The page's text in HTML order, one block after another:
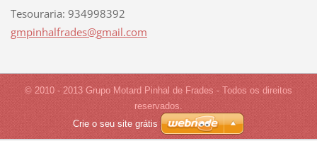
Tesouraria: 934998392
gmpinhalfrades@gmail.com
© 2010 - 2013 Grupo Motard Pinhal de Frades - Todos os direitos
reservados.
Crie o seu site grátis